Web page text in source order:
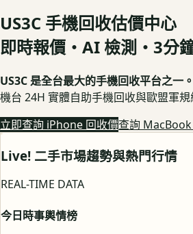
US3C 手機回收估價中心
即時報價・AI 檢測・3分
US3C 是全台最大的手機回收平台之一。
機台 24H 實體自助手機回收與歐盟軍
立即查詢 iPhone 回收價查詢
Live! 二手市場趨勢與熱門行情
REAL-TIME DATA
今日時事輿情榜